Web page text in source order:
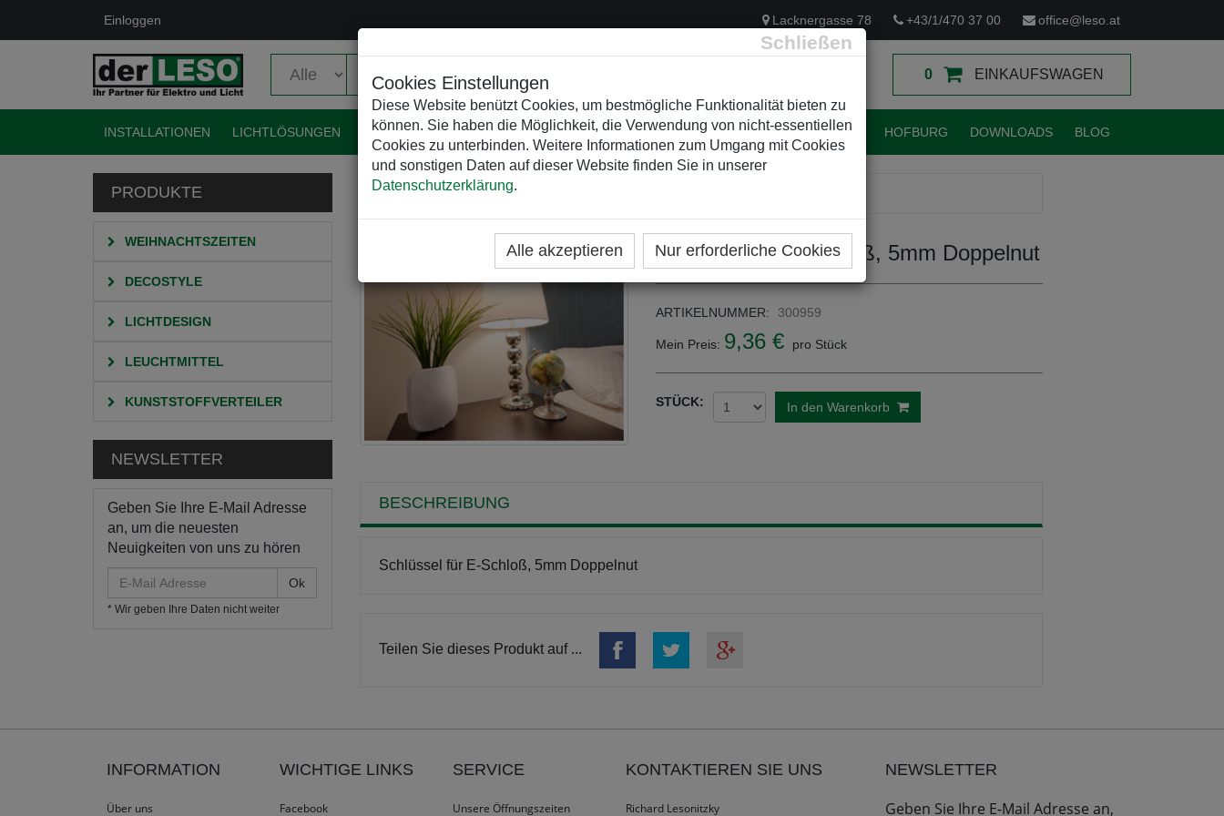
Schließen
Cookies Einstellungen
Diese Website benützt Cookies, um bestmögliche Funktionalität bieten zu
können. Sie haben die Möglichkeit, die Verwendung von nicht-essentiellen
Cookies zu unterbinden. Weitere Informationen zum Umgang mit Cookies
und sonstigen Daten auf dieser Website finden Sie in unserer
Datenschutzerklärung.
Alle akzeptieren Nur erforderliche Cookies
Einloggen Lacknergasse 78 +43/1/470 37 00 office@leso.at
0 EINKAUFSWAGEN
INSTALLATIONEN LICHTLÖSUNGEN EVENTELEKTRIK KUNSTSTOFFVERTEILER WEIHNACHTSBELEUCHTUNGEN HOFBURG DOWNLOADS BLOG
PRODUKTE
WEIHNACHTSZEITEN
DECOSTYLE
LICHTDESIGN
LEUCHTMITTEL
KUNSTSTOFFVERTEILER
NEWSLETTER
Geben Sie Ihre E-Mail Adresse
an, um die neuesten
Neuigkeiten von uns zu hören
Mail
Adresse
* Wir geben Ihre Daten nicht weiter
HOME KATEGORIEN
Schlüssel für E-Schloß, 5mm Doppelnut
ARTIKELNUMMER: 300959
Mein Preis: 9,36 € pro Stück
STÜCK: In den Warenkorb
BESCHREIBUNG
Schlüssel für E-Schloß, 5mm Doppelnut
Teilen Sie dieses Produkt auf ...
INFORMATION
Über uns
WICHTIGE LINKS
Facebook
SERVICE
Unsere Öffnungszeiten
KONTAKTIEREN SIE UNS
Richard Lesonitzky
NEWSLETTER
Geben Sie Ihre E-Mail Adresse an,